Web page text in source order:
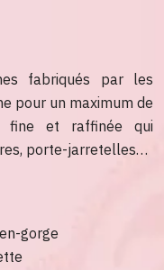
fabriqués par les
pour un maximum de
fine et raffinée qui
porte-jarretelles…
gorge